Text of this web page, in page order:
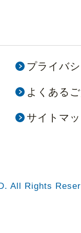
プライバ
よくある
サイトマ
All Rights